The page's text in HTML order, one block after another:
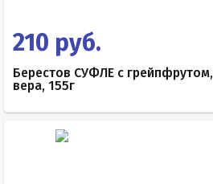
210 руб.
Берестов СУФЛЕ с
вера, 155г